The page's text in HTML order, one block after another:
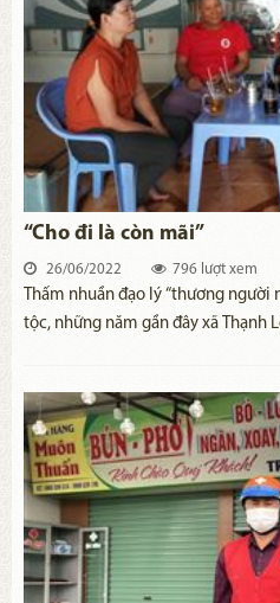
“Cho đi là còn mãi”
26/06/2022 796 lượt xem
Thấm nhuần đạo lý “thương người
tộc, những năm gần đây xã Thạnh
nay, Thạnh Lộc có 23 trường hợp
đẹp này.